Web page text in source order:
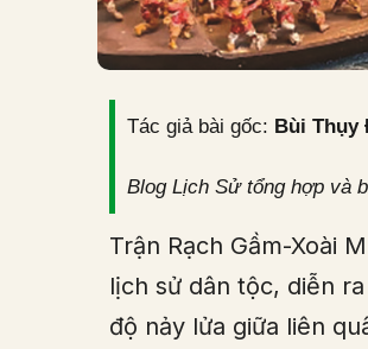
Tác giả bài gốc: Bùi Thụy
Blog Lịch Sử tổng hợp và
Trận Rạch Gầm-Xoài
lịch sử dân tộc, diễn
độ nảy lửa giữa liên